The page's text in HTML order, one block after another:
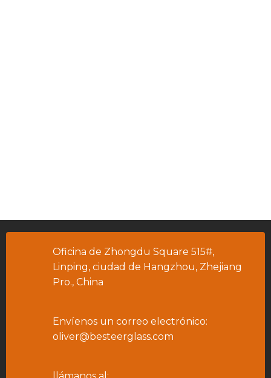
Oficina de Zhongdu Square 515#,
Linping, ciudad de Hangzhou, Zhejiang
Pro., China
Envíenos un correo electrónico:
oliver@besteerglass.com